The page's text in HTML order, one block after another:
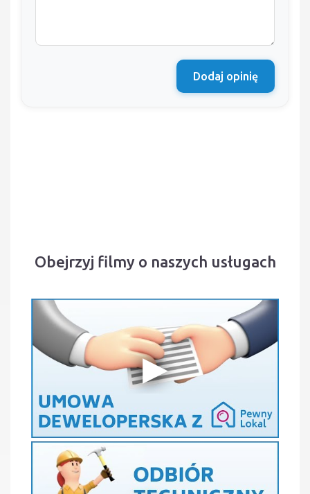
Dodaj opinię
Obejrzyj filmy o naszych usługach